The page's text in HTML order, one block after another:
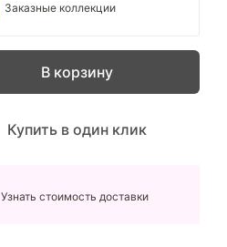
Заказные коллекции
В корзину
Купить в один клик
Узнать стоимость доставки